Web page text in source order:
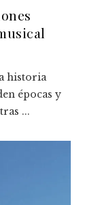
historia
épocas y
...